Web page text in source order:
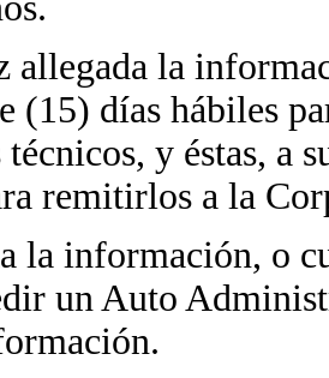
allegada la
(15) días hábiles
técnicos, y éstas, a
remitirlos a la
la información, o
un Auto